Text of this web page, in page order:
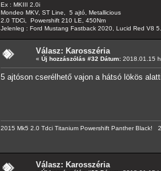
Ex : MKIII 2.0i
Mondeo MKV, ST Line, 5 ajtó, Metallicious
2.0 TDCi, Powershift 210 LE, 450Nm
Jelenleg : Ford Mustang Fastback 2020, Lucid Red V8
Válasz: Karosszéria
« Új hozzászólás #32 Dátum: 2018.01.15
5 ajtóson cserélhető vajon a hátsó lökös
2015 Mk5 2.0 Tdci Titanium Powershift Panther
Válasz: Karosszéria